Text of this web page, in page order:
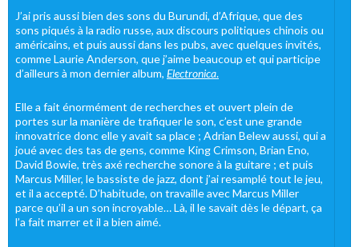
J’ai pris aussi bien des sons du Burundi, d’Afrique, que des
sons piqués à la radio russe, aux discours politiques chinois ou
américains, et puis aussi dans les pubs, avec quelques invités,
comme Laurie Anderson, que j’aime beaucoup et qui participe
d’ailleurs à mon dernier album, Electronica.
Elle a fait énormément de recherches et ouvert plein de
portes sur la manière de trafiquer le son, c’est une grande
innovatrice donc elle y avait sa place ; Adrian Belew aussi, qui a
joué avec des tas de gens, comme King Crimson, Brian Eno,
David Bowie, très axé recherche sonore à la guitare ; et puis
Marcus Miller, le bassiste de jazz, dont j’ai resamplé tout le jeu,
et il a accepté. D’habitude, on travaille avec Marcus Miller
parce qu’il a un son incroyable… Là, il le savait dès le départ, ça
l’a fait marrer et il a bien aimé.